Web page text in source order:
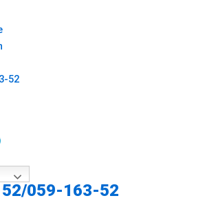
52
059-163-52